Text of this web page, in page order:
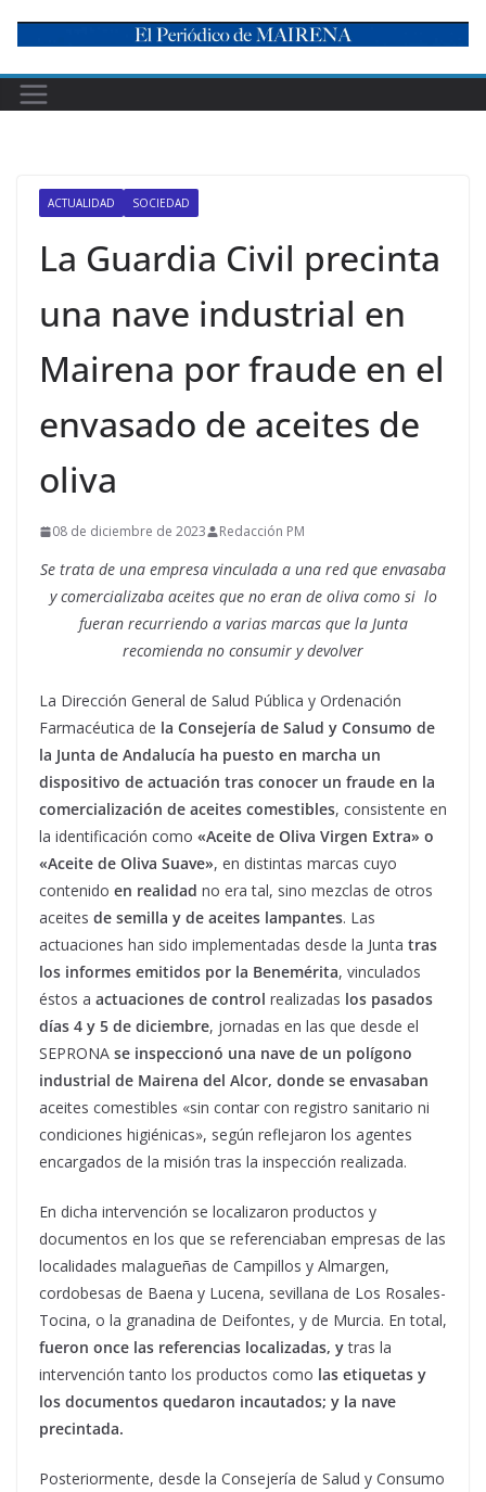
content
ACTUALIDAD SOCIEDAD
La Guardia Civil precinta
una nave industrial en
Mairena por fraude en el
envasado de aceites de
oliva
08 de diciembre de 2023 Redacción PM
Se trata de una empresa vinculada a una red que envasaba
y comercializaba aceites que no eran de oliva como si lo
fueran recurriendo a varias marcas que la Junta
recomienda no consumir y devolver
La Dirección General de Salud Pública y Ordenación
Farmacéutica de la Consejería de Salud y Consumo de
la Junta de Andalucía ha puesto en marcha un
dispositivo de actuación tras conocer un fraude en la
comercialización de aceites comestibles, consistente en
la identificación como «Aceite de Oliva Virgen Extra» o
«Aceite de Oliva Suave», en distintas marcas cuyo
contenido en realidad no era tal, sino mezclas de otros
aceites de semilla y de aceites lampantes. Las
actuaciones han sido implementadas desde la Junta tras
los informes emitidos por la Benemérita, vinculados
éstos a actuaciones de control realizadas los pasados
días 4 y 5 de diciembre, jornadas en las que desde el
SEPRONA se inspeccionó una nave de un polígono
industrial de Mairena del Alcor, donde se envasaban
aceites comestibles «sin contar con registro sanitario ni
condiciones higiénicas», según reflejaron los agentes
encargados de la misión tras la inspección realizada.
En dicha intervención se localizaron productos y
documentos en los que se referenciaban empresas de las
localidades malagueñas de Campillos y Almargen,
cordobesas de Baena y Lucena, sevillana de Los Rosales-
Tocina, o la granadina de Deifontes, y de Murcia. En total,
fueron once las referencias localizadas, ytras la
intervención tanto los productos como las etiquetas y
los documentos quedaron incautados; y la nave
precintada.
Posteriormente, desde la Consejería de Salud y Consumo